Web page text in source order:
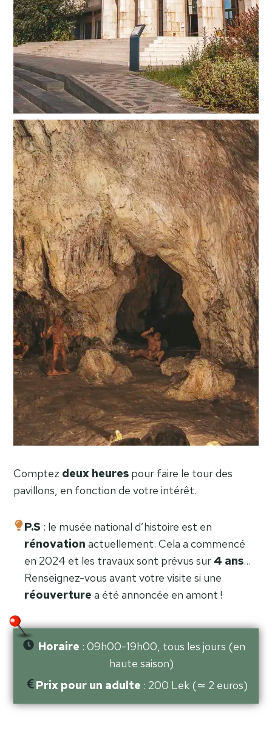
Comptez deux heures pour faire le tour des
pavillons, en fonction de votre intérêt.
P.S : le musée national d’histoire est en
rénovation actuellement. Cela a commencé
en 2024 et les travaux sont prévus sur 4 ans…
Renseignez-vous avant votre visite si une
réouverture a été annoncée en amont !
Horaire : 09h00-19h00, tous les jours (en
haute saison)
Prix pour un adulte : 200 Lek (≃ 2 euros)